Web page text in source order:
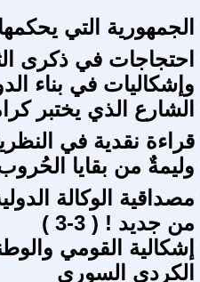
الجمهورية التي
احتجاجات في ذكرى
وإشكاليات في بناء
الشارع الذي يختبر
قراءة نقدية في
وليمةٌ من بقايا
مصداقية الوكالة
من جديد ! ( 3-3 )
إشكالية القومي
الكردي السوري